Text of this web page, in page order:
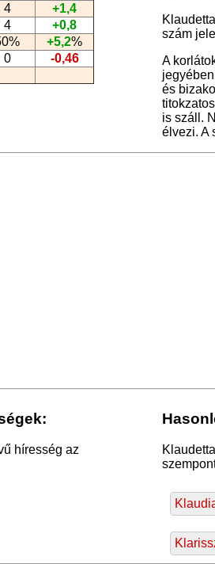
4
+1,4
4
+0,8
+5,2%
0
-0,46
szám
A
és
is száll.
élvezi. A
híresség az